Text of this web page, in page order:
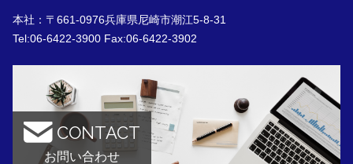
本社：〒661-0976兵庫県尼崎市潮江5-8-31
Tel:06-6422-3900 Fax:06-6422-3902
CONTACT
お問い合わせ